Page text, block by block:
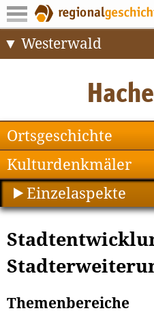
Westerwald
Ortsgeschichte
Kulturdenkmäler
Einzelaspekte
Themenbereiche